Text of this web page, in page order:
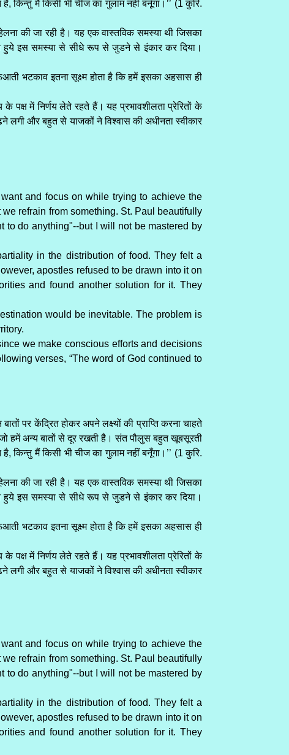
मैं किसी भी चीज का गुलाम नहीं बनूँगा।’’ (1 कुरि.
की जा रही है। यह एक वास्तविक समस्या थी जिसका
हुये इस समस्या से सीधे रूप से जुडने से इंकार कर दिया।
भटकाव इतना सूक्ष्म होता है कि हमें इसका अहसास ही
के पक्ष में निर्णय लेते रहते हैं। यह प्रभावशीलता प्रेरितों के
लगी और बहुत से याजकों ने विश्वास की अधीनता स्वीकार
and focus on while trying to achieve the
refrain from something. St. Paul beautifully
to do anything"--but I will not be mastered by
in the distribution of food. They felt a
apostles refused to be drawn into it on
and found another solution for it. They
would be inevitable. The problem is
we make conscious efforts and decisions
verses, “The word of God continued to
पर केंद्रित होकर अपने लक्ष्यों की प्राप्ति करना चाहते
हमें अन्य बातों से दूर रखती है। संत पौलुस बहुत खूबसूरती
मैं किसी भी चीज का गुलाम नहीं बनूँगा।’’ (1 कुरि.
की जा रही है। यह एक वास्तविक समस्या थी जिसका
हुये इस समस्या से सीधे रूप से जुडने से इंकार कर दिया।
भटकाव इतना सूक्ष्म होता है कि हमें इसका अहसास ही
के पक्ष में निर्णय लेते रहते हैं। यह प्रभावशीलता प्रेरितों के
लगी और बहुत से याजकों ने विश्वास की अधीनता स्वीकार
and focus on while trying to achieve the
refrain from something. St. Paul beautifully
to do anything"--but I will not be mastered by
in the distribution of food. They felt a
apostles refused to be drawn into it on
and found another solution for it. They